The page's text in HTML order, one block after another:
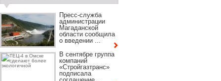
Пресс-служба
администрации
Магаданской
области сообщила
о введении ...
В сентябре группа
компаний
«Стройгазтранс»
подписала